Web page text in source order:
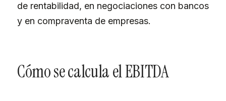
de rentabilidad, en negociaciones con bancos
y en compraventa de empresas.
Cómo se calcula el EBITDA